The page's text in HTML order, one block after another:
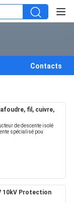
Contacts
fil, cuivre,
de descente isolé
spécialisé pou
10kV Protection